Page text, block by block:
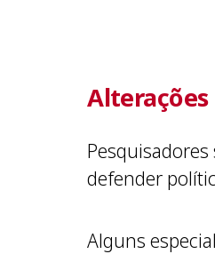
defender
Alguns